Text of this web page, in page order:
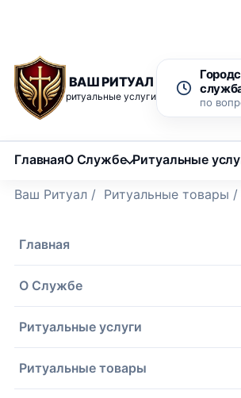
ВАШ РИТУАЛ
ритуальные услуги по
ГлавнаяО Службе Ритуальные
Ваш Ритуал / Ритуальные товары /
Главная
О Службе
Ритуальные услуги
Ритуальные товары